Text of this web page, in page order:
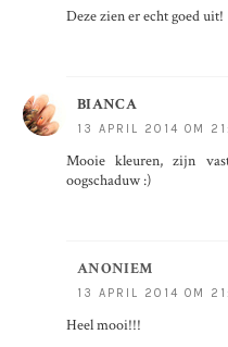
Deze zien er echt goed uit!
BIANCA
13 APRIL 2014 OM
Mooie kleuren, zijn
oogschaduw :)
ANONIEM
13 APRIL 2014 OM
Heel mooi!!!